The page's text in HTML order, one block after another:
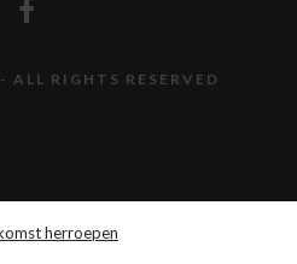
RIGHTS RESERVED
herroepen